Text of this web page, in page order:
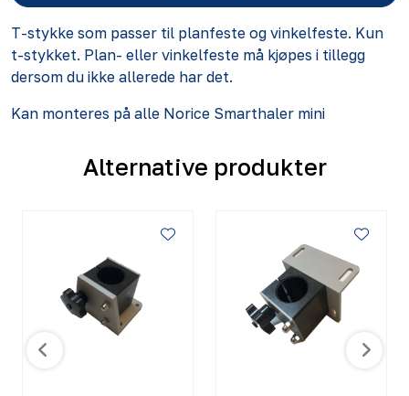
T-stykke som passer til planfeste og vinkelfeste. Kun
t-stykket. Plan- eller vinkelfeste må kjøpes i tillegg
dersom du ikke allerede har det.
Kan monteres på alle Norice Smarthaler mini
Alternative produkter